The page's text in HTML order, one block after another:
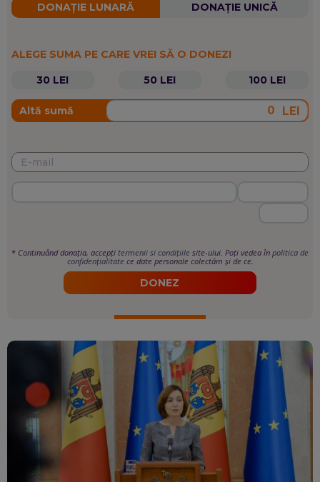
DONAȚIE LUNARĂ DONAȚIE UNICĂ
ALEGE SUMA PE CARE VREI SĂ O DONEZI
30 LEI
50 LEI 100 LEI
Altă sumă LEI
* Continuând donația, accepți termenii si condițiile site-ului. Poți vedea în politica de
confidențialitate ce date personale colectăm și de ce.
DONEZ